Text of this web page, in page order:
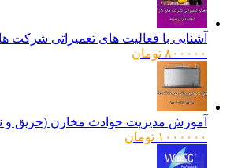
آشنایی با فعالیت های تعمیراتی شرکت های
۸۰۰۰۰۰ تومان
آموزش مدیریت حوادث مخازن (حریق و
۱۰۰۰۰۰۰ تومان